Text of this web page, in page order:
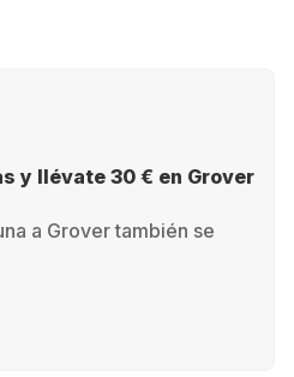
y llévate 30 € en Grover
a Grover también se